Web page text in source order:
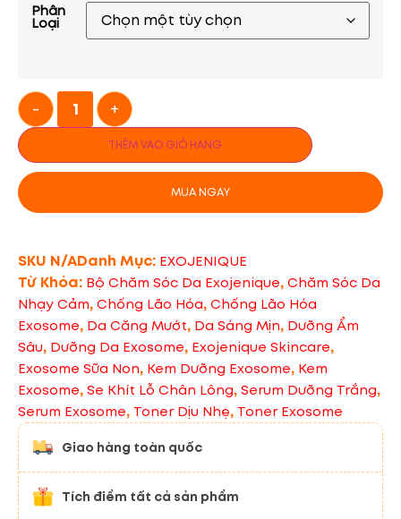
Phân
Loại
- +
THÊM VÀO GIỎ HÀNG
MUA NGAY
SKU N/ADanh Mục: EXOJENIQUE
Từ Khóa: Bộ Chăm Sóc Da Exojenique,Chăm Sóc Da
Nhạy Cảm,Chống Lão Hóa,Chống Lão Hóa
Exosome, Da Căng Mướt, Da Sáng Mịn, Dưỡng Ẩm
Sâu, Dưỡng Da Exosome, Exojenique Skincare,
Exosome Sữa Non, Kem Dưỡng Exosome, Kem
Exosome,Se Khít Lỗ Chân Lông,Serum Dưỡng Trắng,
Serum Exosome, Toner Dịu Nhẹ, Toner Exosome
Giao hàng toàn quốc
Tích điểm tất cả sản phẩm